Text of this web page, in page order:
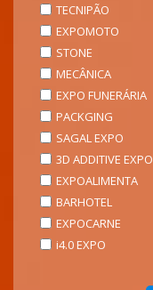
TECNIPÃO
EXPOMOTO
STONE
MECÂNICA
EXPO FUNERÁRIA
PACKGING
SAGAL EXPO
3D ADDITIVE EXPO
EXPOALIMENTA
BARHOTEL
EXPOCARNE
i4.0 EXPO